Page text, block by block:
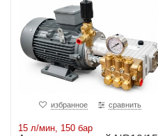
избранное сравнить
15 л/мин, 150 бар